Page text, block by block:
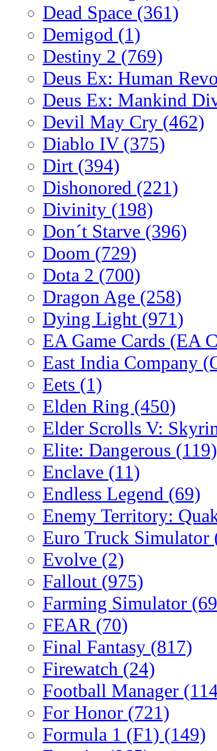
Dead Space (361)
Demigod (1)
Destiny 2 (769)
Deus Ex: Human
Deus Ex: Mankind
Devil May Cry (462)
Diablo IV (375)
Dirt (394)
Dishonored (221)
Divinity (198)
Don´t Starve (396)
Doom (729)
Dota 2 (700)
Dragon Age (258)
Dying Light (971)
EA Game Cards (EA
East India Company
Eets (1)
Elden Ring (450)
Elder Scrolls V:
Elite: Dangerous (119)
Enclave (11)
Endless Legend (69)
Enemy Territory:
Euro Truck Simulator
Evolve (2)
Fallout (975)
Farming Simulator
FEAR (70)
Final Fantasy (817)
Firewatch (24)
Football Manager
For Honor (721)
Formula 1 (F1) (149)